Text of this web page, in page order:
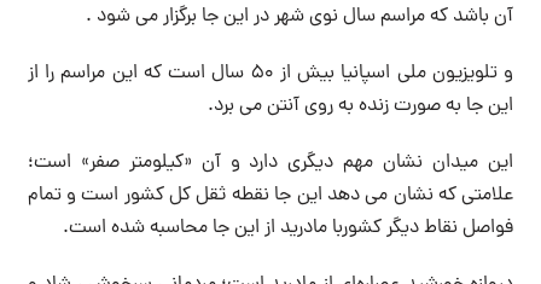
آن باشد که مراسم سال نوی شهر در این جا برگزار می شود .
و تلویزیون ملی اسپانیا بیش از ۵۰ سال است که این مراسم را از
این جا به صورت زنده به روی آنتن می برد.
این میدان نشان مهم دیگری دارد و آن «کیلومتر صفر» است؛
علامتی که نشان می دهد این جا نقطه ثقل کل کشور است و تمام
فواصل نقاط دیگر کشوربا مادرید از این جا محاسبه شده است.